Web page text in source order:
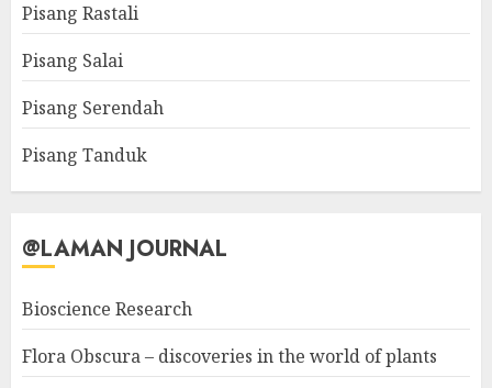
Pisang Rastali
Pisang Salai
Pisang Serendah
Pisang Tanduk
@LAMAN JOURNAL
Bioscience Research
Flora Obscura – discoveries in the world of plants